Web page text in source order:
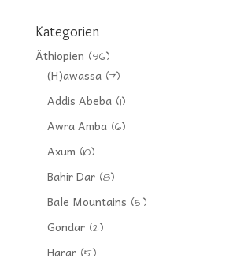
Kategorien
Äthiopien (96)
(H)awassa(7)
Addis Abeba(11)
Awra Amba(6)
Axum (10)
Bahir Dar(8)
Bale Mountains (5)
Gondar(2)
Harar(5)